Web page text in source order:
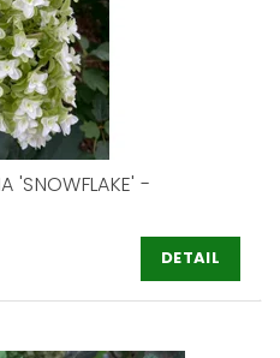
'SNOWFLAKE' -
DETAIL